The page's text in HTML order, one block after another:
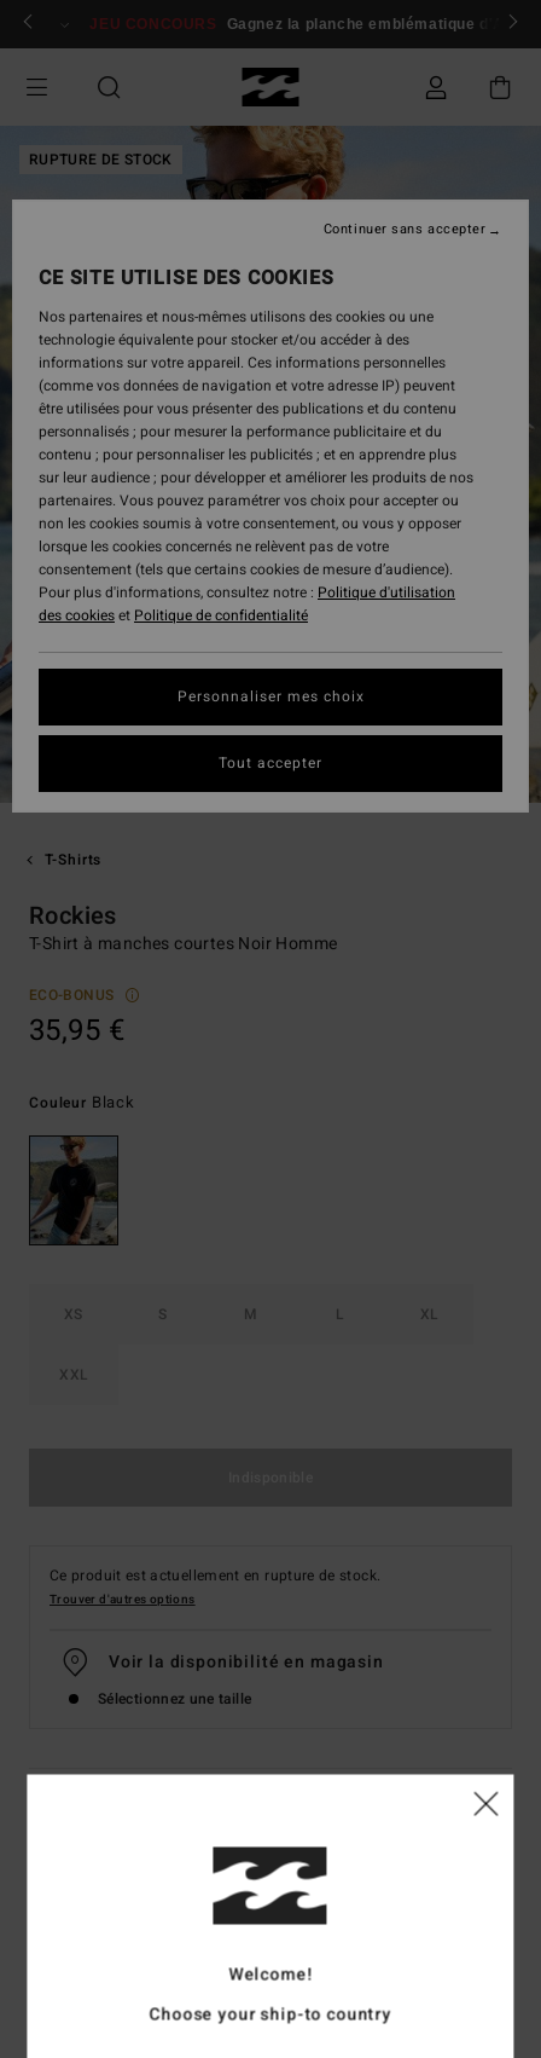
Passer
Se connecter / s'inscrire
JEU CONCOURS Gagnez la planche emblématique d'Andy
RUPTURE DE STOCK
T-Shirts
Rockies
T-Shirt à manches courtes Noir Homme
ECO-BONUS
35,95 €
Couleur Black
XS S M L XL
XXL
Ce produit est actuellement en rupture de stock.
Trouver d'autres options
Voir la disponibilité en magasin
Sélectionnez une taille
T-Shirt à manches courtes Noir Homme
Code couleur
Collection : Adventure Division
Welcome!
Choose your ship-to country
CE SITE UTILISE DES COOKIES
Nos partenaires et nous-mêmes utilisons des cookies ou une
technologie équivalente pour stocker et/ou accéder à des
informations sur votre appareil. Ces informations personnelles
(comme vos données de navigation et votre adresse IP) peuvent
être utilisées pour vous présenter des publications et du contenu
personnalisés ; pour mesurer la performance publicitaire et du
contenu ; pour personnaliser les publicités ; et en apprendre plus
sur leur audience ; pour développer et améliorer les produits de nos
partenaires. Vous pouvez paramétrer vos choix pour accepter ou
non les cookies soumis à votre consentement, ou vous y opposer
lorsque les cookies concernés ne relèvent pas de votre
consentement (tels que certains cookies de mesure d’audience).
Pour plus d'informations, consultez notre : Politique d'utilisation
des cookieset Politique de confidentialité
Personnaliser mes choix
Continuer sans accepter
Tout accepter